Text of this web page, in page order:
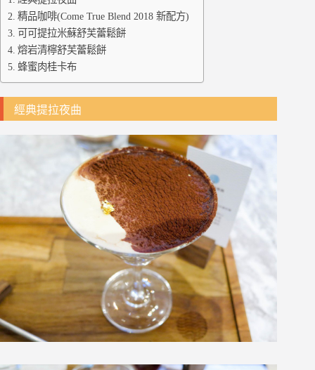
精品咖啡(Come True Blend 2018 新配方)
可可提拉米蘇舒芙蕾鬆餅
熔岩清檸舒芙蕾鬆餅
蜂蜜肉桂卡布
經典提拉夜曲